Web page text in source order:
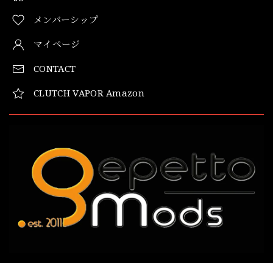
メンバーシップ
マイページ
CONTACT
CLUTCH VAPOR Amazon